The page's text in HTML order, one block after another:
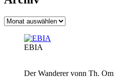
Archiv
EBIA
Der Wanderer vonn Th. Om